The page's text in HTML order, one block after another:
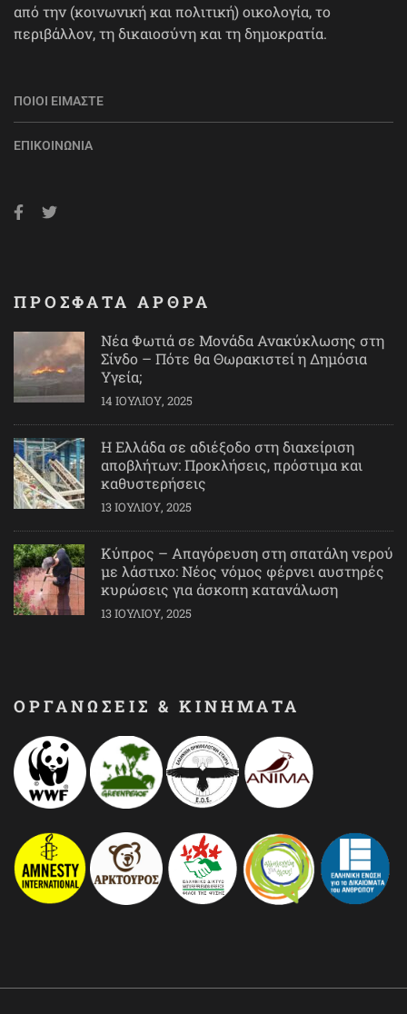
από την (κοινωνική και πολιτική) οικολογία, το
περιβάλλον, τη δικαιοσύνη και τη δημοκρατία.
ΠΟΙΟΙ ΕΊΜΑΣΤΕ
ΕΠΙΚΟΙΝΩΝΊΑ
ΠΡΟΣΦΑΤΑ ΑΡΘΡΑ
Νέα Φωτιά σε Μονάδα Ανακύκλωσης στη
Σίνδο – Πότε θα Θωρακιστεί η Δημόσια
Υγεία;
14 ΙΟΥΛΊΟΥ, 2025
Η Ελλάδα σε αδιέξοδο στη διαχείριση
αποβλήτων: Προκλήσεις, πρόστιμα και
καθυστερήσεις
13 ΙΟΥΛΊΟΥ, 2025
Κύπρος – Απαγόρευση στη σπατάλη νερού
με λάστιχο: Νέος νόμος φέρνει αυστηρές
κυρώσεις για άσκοπη κατανάλωση
13 ΙΟΥΛΊΟΥ, 2025
ΟΡΓΑΝΩΣΕΙΣ & ΚΙΝΗΜΑΤΑ